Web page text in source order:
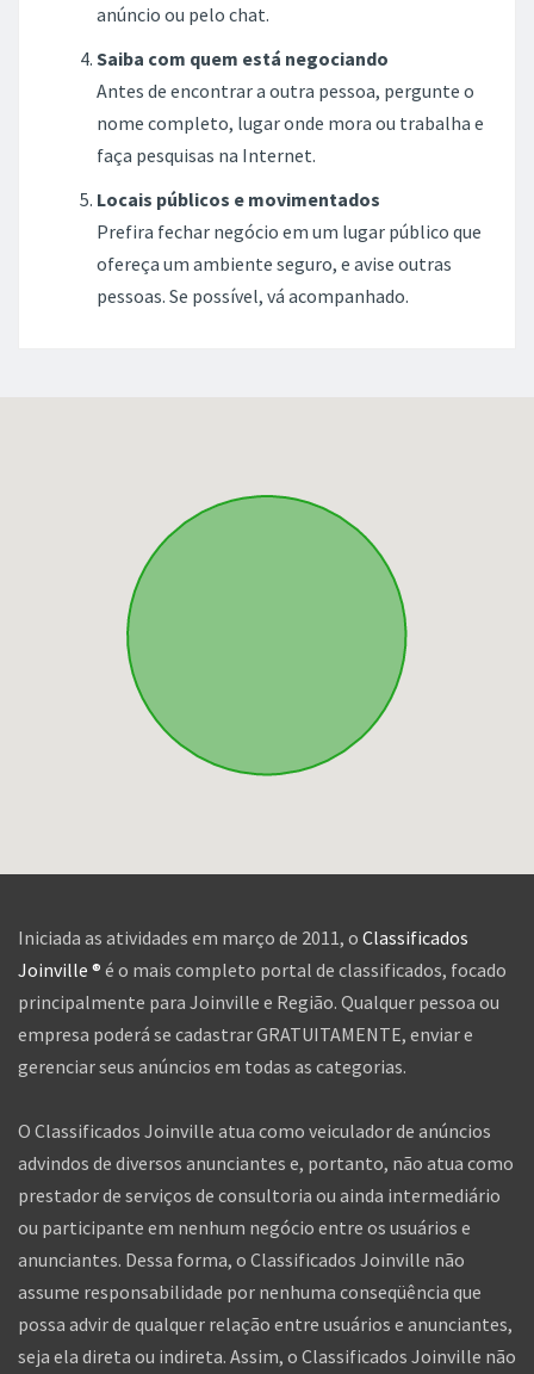
anúncio ou pelo chat.
Saiba com quem está negociando
Antes de encontrar a outra pessoa, pergunte o
nome completo, lugar onde mora ou trabalha e
faça pesquisas na Internet.
Locais públicos e movimentados
Prefira fechar negócio em um lugar público que
ofereça um ambiente seguro, e avise outras
pessoas. Se possível, vá acompanhado.
Iniciada as atividades em março de 2011, o Classificados
Joinville ® é o mais completo portal de classificados, focado
principalmente para Joinville e Região. Qualquer pessoa ou
empresa poderá se cadastrar GRATUITAMENTE, enviar e
gerenciar seus anúncios em todas as categorias.
O Classificados Joinville atua como veiculador de anúncios
advindos de diversos anunciantes e, portanto, não atua como
prestador de serviços de consultoria ou ainda intermediário
ou participante em nenhum negócio entre os usuários e
anunciantes. Dessa forma, o Classificados Joinville não
assume responsabilidade por nenhuma conseqüência que
possa advir de qualquer relação entre usuários e anunciantes,
seja ela direta ou indireta. Assim, o Classificados Joinville não